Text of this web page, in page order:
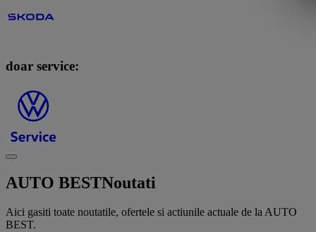
doar service:
AUTO BESTNoutati
Aici gasiti toate noutatile, ofertele si actiunile actuale de la AUTO
BEST.